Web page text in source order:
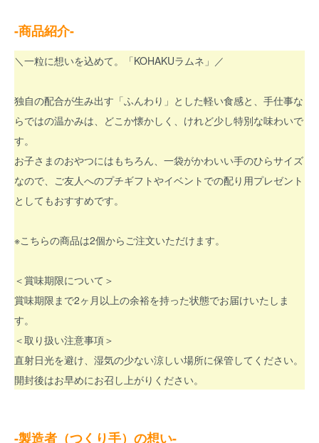
-商品紹介-
＼一粒に想いを込めて。「KOHAKUラムネ」／
独自の配合が生み出す「ふんわり」とした軽い食感と、手仕事な
らではの温かみは、どこか懐かしく、けれど少し特別な味わいで
す。
お子さまのおやつにはもちろん、一袋がかわいい手のひらサイズ
なので、ご友人へのプチギフトやイベントでの配り用プレゼント
としてもおすすめです。
※こちらの商品は2個からご注文いただけます。
＜賞味期限について＞
賞味期限まで2ヶ月以上の余裕を持った状態でお届けいたしま
す。
＜取り扱い注意事項＞
直射日光を避け、湿気の少ない涼しい場所に保管してください。
開封後はお早めにお召し上がりください。
-製造者（つくり手）の想い-